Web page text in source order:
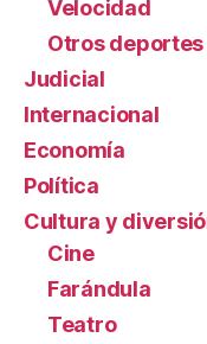
Velocidad
Otros deportes
Judicial
Internacional
Economía
Política
Cultura y
Cine
Farándula
Teatro